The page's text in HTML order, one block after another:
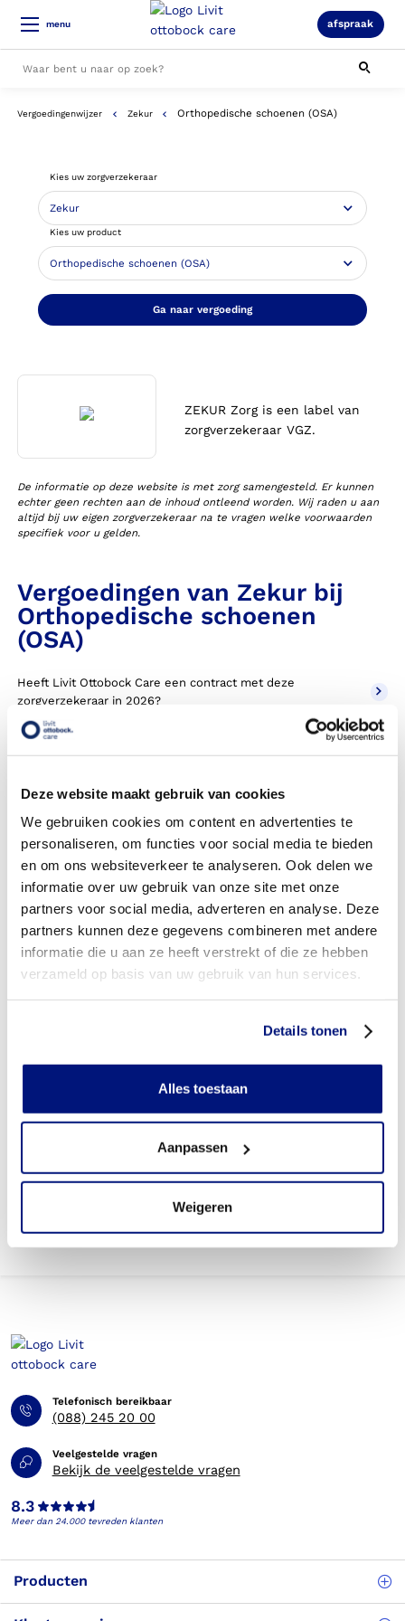
Deze website maakt gebruik van cookies
We gebruiken cookies om content en advertenties te
personaliseren, om functies voor social media te bieden
en om ons websiteverkeer te analyseren. Ook delen we
informatie over uw gebruik van onze site met onze
partners voor social media, adverteren en analyse. Deze
partners kunnen deze gegevens combineren met andere
informatie die u aan ze heeft verstrekt of die ze hebben
verzameld op basis van uw gebruik van hun services.
Details tonen
Alles toestaan
Aanpassen
Weigeren
menu afspraak
Alle resultaten
Vergoedingenwijzer Zekur Orthopedische schoenen (OSA)
Kies uw zorgverzekeraar
Kies uw product
Ga naar vergoeding
ZEKUR Zorg is een label van
zorgverzekeraar VGZ.
De informatie op deze website is met zorg samengesteld. Er kunnen
echter geen rechten aan de inhoud ontleend worden. Wij raden u aan
altijd bij uw eigen zorgverzekeraar na te vragen welke voorwaarden
specifiek voor u gelden.
Vergoedingen van Zekur bij
Orthopedische schoenen
(OSA)
Heeft Livit Ottobock Care een contract met deze
zorgverzekeraar in 2026?
Krijg ik een vergoeding voor mijn orthopedische schoenen,
ook wel OSA genoemd?
Moet ik een eigen bijdrage betalen voor orthopedische
schoenen?
schoenen?
Wordt de eigen bijdrage vergoed?
Heb ik vooraf toestemming nodig van mijn
zorgverzekeraar?
Kom ik in aanmerking voor een extra paar orthopedische
schoenen om dagelijks te wisselen?
Wanneer mag ik van mijn zorgverzekeraar een nieuw paar
orthopedische schoenen bestellen (gebruikstermijn)?
Telefonisch bereikbaar
(088) 245 20 00
Veelgestelde vragen
Bekijk de veelgestelde vragen
8.3
Meer dan 24.000 tevreden klanten
Producten